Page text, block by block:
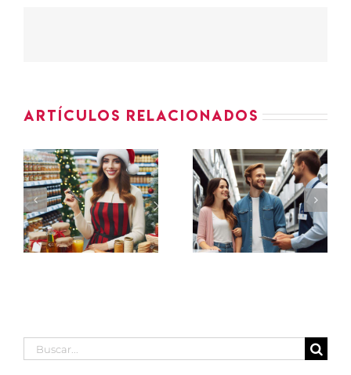
Artículos relacionados
PROMOTORES
PEQUEÑO
ELECTRODOMÉSTICO
EN
MARBELLA
ASESOR-
VENDEDOR
de
en SECCIÓN
BODEGA
Buscar: